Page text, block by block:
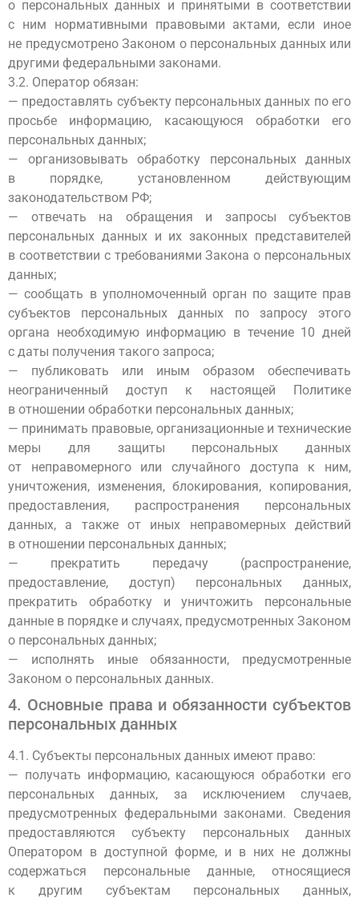
о персональных данных и принятыми в соответствии
с ним нормативными правовыми актами, если иное
не предусмотрено Законом о персональных данных или
другими федеральными законами.
3.2. Оператор обязан:
— предоставлять субъекту персональных данных по его
просьбе информацию, касающуюся обработки его
персональных данных;
— организовывать обработку персональных данных
в порядке, установленном действующим
законодательством РФ;
— отвечать на обращения и запросы субъектов
персональных данных и их законных представителей
в соответствии с требованиями Закона о персональных
данных;
— сообщать в уполномоченный орган по защите прав
субъектов персональных данных по запросу этого
органа необходимую информацию в течение 10 дней
с даты получения такого запроса;
— публиковать или иным образом обеспечивать
неограниченный доступ к настоящей Политике
в отношении обработки персональных данных;
— принимать правовые, организационные и технические
меры для защиты персональных данных
от неправомерного или случайного доступа к ним,
уничтожения, изменения, блокирования, копирования,
предоставления, распространения персональных
данных, а также от иных неправомерных действий
в отношении персональных данных;
— прекратить передачу (распространение,
предоставление, доступ) персональных данных,
прекратить обработку и уничтожить персональные
данные в порядке и случаях, предусмотренных Законом
о персональных данных;
— исполнять иные обязанности, предусмотренные
Законом о персональных данных.
4. Основные права и обязанности субъектов
персональных данных
4.1. Субъекты персональных данных имеют право:
— получать информацию, касающуюся обработки его
персональных данных, за исключением случаев,
предусмотренных федеральными законами. Сведения
предоставляются субъекту персональных данных
Оператором в доступной форме, и в них не должны
содержаться персональные данные, относящиеся
к другим субъектам персональных данных,